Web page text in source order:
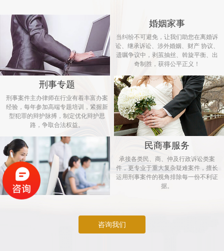
婚姻家事
当纠纷不可避免，让我们助您在离婚诉
讼、继承诉讼、涉外婚姻、财产 协议、
遗嘱争议中，剥茧抽丝、斡旋平衡、出
奇制胜，获得公平正义！
刑事专题
刑事案件主办律师在行业有着丰富办案
经验，每年参加高端专题培训，紧握新
型犯罪的辩护脉搏，制定优化辩护思
路，争取合法权益。
民商事服务
承接各类民、商、仲及行政诉讼类案
件，更专业于重大复杂疑难案件，擅长
运用刑事案件的视角排除每一份不利证
据。
咨询我们